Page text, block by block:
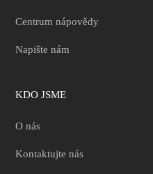
Centrum nápovědy
Napište nám
KDO JSME
O nás
Kontaktujte nás